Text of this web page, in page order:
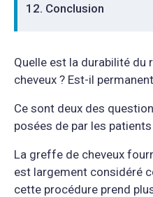
Conclusion
Quelle est la durabilité du
cheveux ? Est-il
Ce sont deux des
posées de par les
La greffe de cheveux
est largement considéré
cette procédure prend